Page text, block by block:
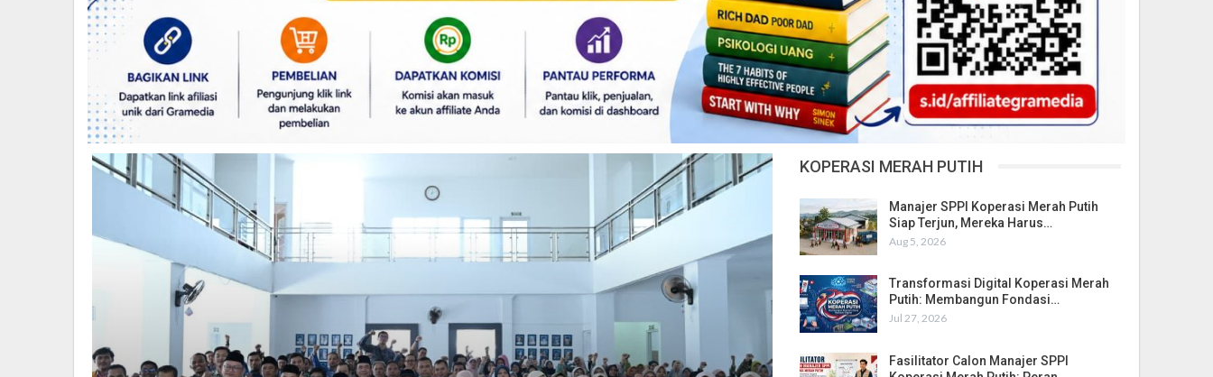
KOPERASI MERAH PUTIH
Manajer SPPI Koperasi Merah Putih
Siap Terjun, Mereka Harus…
Aug 5, 2026
Transformasi Digital Koperasi Merah
Putih: Membangun Fondasi…
Jul 27, 2026
Fasilitator Calon Manajer SPPI